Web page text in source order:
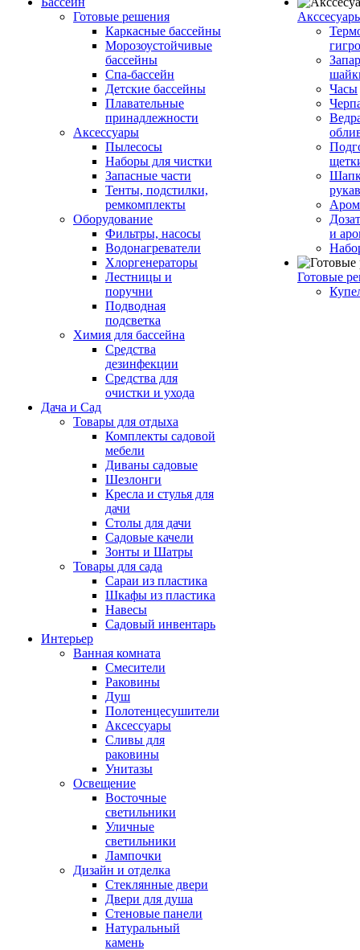
Готовые решения
Каркасные бассейны
Морозоустойчивые
бассейны
Спа-бассейн
Детские бассейны
Плавательные
принадлежности
Аксессуары
Пылесосы
Наборы для чистки
Запасные части
Тенты, подстилки,
ремкомплекты
Оборудование
Фильтры, насосы
Водонагреватели
Хлоргенераторы
Лестницы и
поручни
Подводная
подсветка
Химия для бассейна
Средства
дезинфекции
Средства для
очистки и ухода
Дача и Сад
Товары для отдыха
Комплекты садовой
мебели
Диваны садовые
Шезлонги
Кресла и стулья для
дачи
Столы для дачи
Садовые качели
Зонты и Шатры
Товары для сада
Сараи из пластика
Шкафы из пластика
Навесы
Садовый инвентарь
Интерьер
Ванная комната
Смесители
Раковины
Душ
Полотенцесушители
Аксессуары
Сливы для
раковины
Унитазы
Освещение
Восточные
светильники
Уличные
светильники
Лампочки
Дизайн и отделка
Стеклянные двери
Двери для душа
Стеновые панели
Натуральный
камень
Часы
и
Готовые